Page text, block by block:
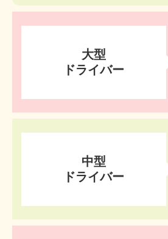
大型
ドライバー
中型
ドライバー